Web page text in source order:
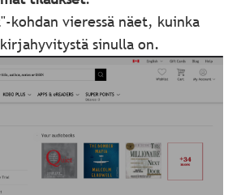
kohdan vieressä näet, kuinka
sinulla on.